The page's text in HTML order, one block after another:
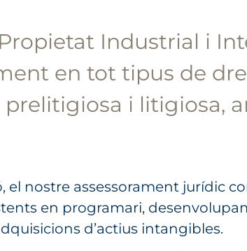
Industrial i
en tot tipus de
i litigiosa,
el nostre assessorament jurídic
en programari,
d’actius intangibles.